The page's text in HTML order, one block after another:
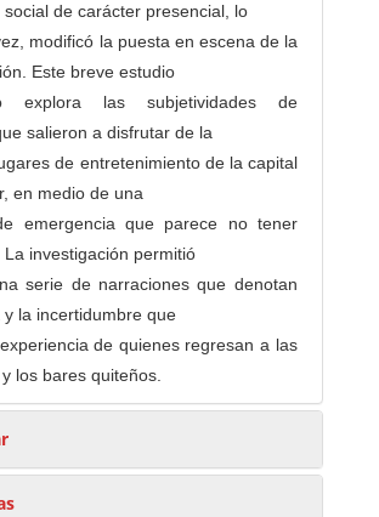
social de carácter presencial, lo
modificó la puesta en escena de la
Este breve estudio
explora las subjetividades de
salieron a disfrutar de la
de entretenimiento de la capital
en medio de una
emergencia que parece no tener
La investigación permitió
serie de narraciones que denotan
y la incertidumbre que
de quienes regresan a las
los bares quiteños.